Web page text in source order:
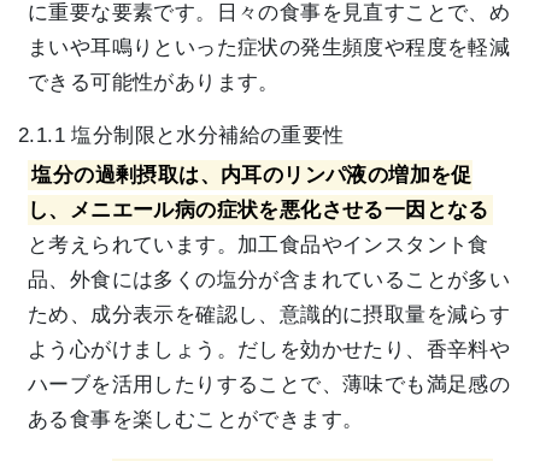
に重要な要素です。日々の食事を見直すことで、め
まいや耳鳴りといった症状の発生頻度や程度を軽減
できる可能性があります。
2.1.1 塩分制限と水分補給の重要性
塩分の過剰摂取は、内耳のリンパ液の増加を促
し、メニエール病の症状を悪化させる一因となる
と考えられています。加工食品やインスタント食
品、外食には多くの塩分が含まれていることが多い
ため、成分表示を確認し、意識的に摂取量を減らす
よう心がけましょう。だしを効かせたり、香辛料や
ハーブを活用したりすることで、薄味でも満足感の
ある食事を楽しむことができます。